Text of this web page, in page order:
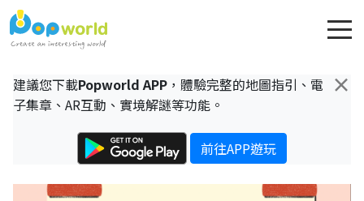
×
建議您下載Popworld APP ，體驗完整的地圖指引、電
子集章、AR互動、實境解謎等功能。
前往APP遊玩